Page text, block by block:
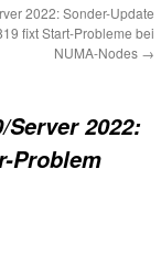
2022: Sonder-Update
fixt Start-Probleme bei
NUMA-Nodes →
Server 2022:
Problem